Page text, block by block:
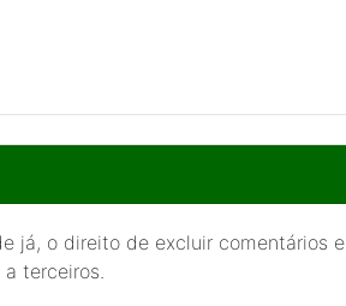
já, o direito de excluir comentários e
terceiros.